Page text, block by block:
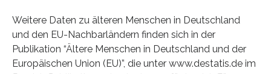
Weitere Daten zu älteren Menschen in Deutschland
und den EU-Nachbarländern finden sich in der
Publikation “Ältere Menschen in Deutschland und der
Europäischen Union (EU)”, die unter www.destatis.de im